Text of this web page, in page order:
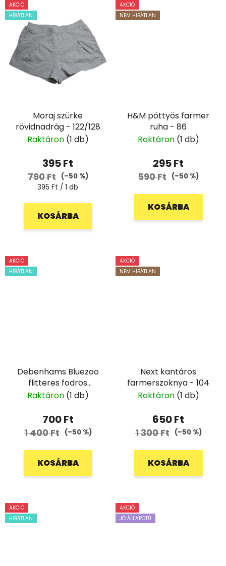
AKCIÓ
HIBÁTLAN
Moraj szürke
rövidnadrág - 122/128
Raktáron (1 db)
395 Ft
790 Ft
(–50 %)
Egységár:
395 Ft / 1 db
KOSÁRBA
AKCIÓ
NEM HIBÁTLAN
H&M pöttyös farmer
ruha - 86
Raktáron (1 db)
295 Ft
590 Ft (–50 %)
KOSÁRBA
AKCIÓ
HIBÁTLAN
Debenhams Bluezoo
flitteres fodros
szoknya - 122/128
Raktáron (1 db)
700 Ft
1 400 Ft (–50 %)
KOSÁRBA
AKCIÓ
NEM HIBÁTLAN
Next kantáros
farmerszoknya - 104
Raktáron (1 db)
650 Ft
1 300 Ft (–50 %)
KOSÁRBA
AKCIÓ
HIBÁTLAN
AKCIÓ
JÓ ÁLLAPOTÚ